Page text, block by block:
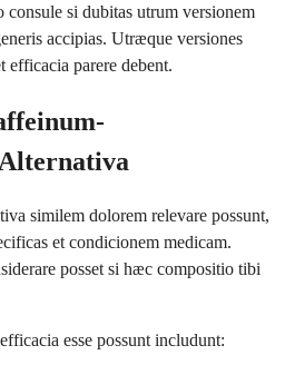
consule si dubitas utrum versionem
accipias. Utræque versiones
efficacia parere debent.
similem dolorem relevare possunt,
et condicionem medicam.
posset si hæc compositio tibi
esse possunt includunt: